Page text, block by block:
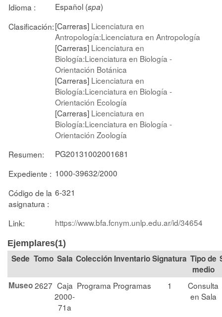
Idioma : Español (spa)
Clasificación:[Carreras] Licenciatura en
Antropología:Licenciatura en Antropología
[Carreras] Licenciatura en
Biología:Licenciatura en Biología -
Orientación Botánica
[Carreras] Licenciatura en
Biología:Licenciatura en Biología -
Orientación Ecología
[Carreras] Licenciatura en
Biología:Licenciatura en Biología -
Orientación Zoología
Resumen:
PG20131002001681
Expediente : 1000-39632/2000
Código de la
asignatura :
6-321
Link: https://www.bfa.fcnym.unlp.edu.ar/id/34654
Ejemplares(1)
Tomo Sala Colección Signatura Tipo de
medio
Museo2627 Caja
2000-
71a
Programa Programas 1
Consulta
en Sala